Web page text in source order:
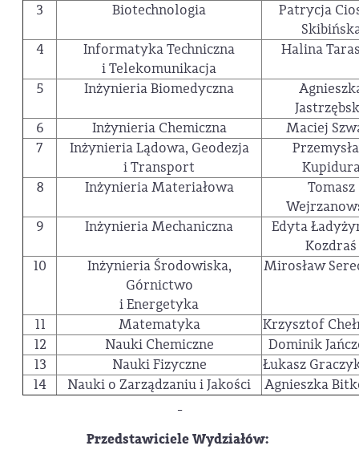
3 Biotechnologia
Patrycja
4
Informatyka Techniczna
i Telekomunikacja
Halina
5 Inżynieria Biomedyczna
6
Inżynieria Chemiczna
Maciej
7
Inżynieria Lądowa, Geodezja
i Transport
8
Inżynieria Materiałowa
Tomasz
9
Inżynieria Mechaniczna
Edyta
Kozdraś
10
Inżynieria Środowiska,
Górnictwo
i Energetyka
Mirosław
11 Matematyka
Krzysztof
12
Nauki Chemiczne
Dominik
13
Nauki Fizyczne
Łukasz
14
Nauki o Zarządzaniu i Jakości
Agnieszka
-
Przedstawiciele Wydziałów: